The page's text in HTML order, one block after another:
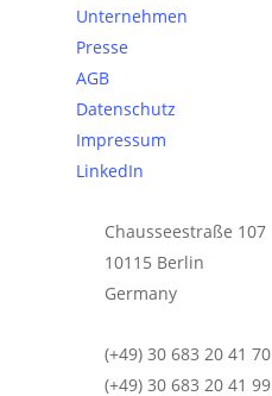
Unternehmen
Presse
AGB
Datenschutz
Impressum
LinkedIn
Chausseestraße 107
10115 Berlin
Germany
(+49) 30 683 20 41 70
(+49) 30 683 20 41 99